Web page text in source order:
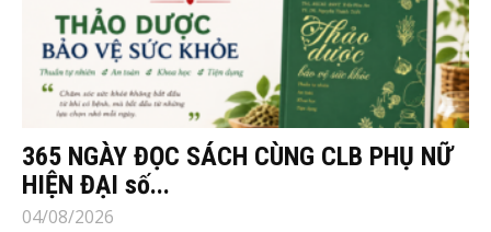
365 NGÀY ĐỌC SÁCH CÙNG CLB PHỤ NỮ
HIỆN ĐẠI số...
04/08/2026